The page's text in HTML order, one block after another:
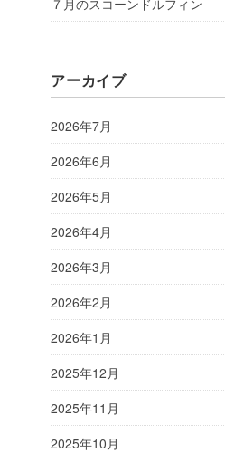
アーカイブ
2026年7月
2026年6月
2026年5月
2026年4月
2026年3月
2026年2月
2026年1月
2025年12月
2025年11月
2025年10月